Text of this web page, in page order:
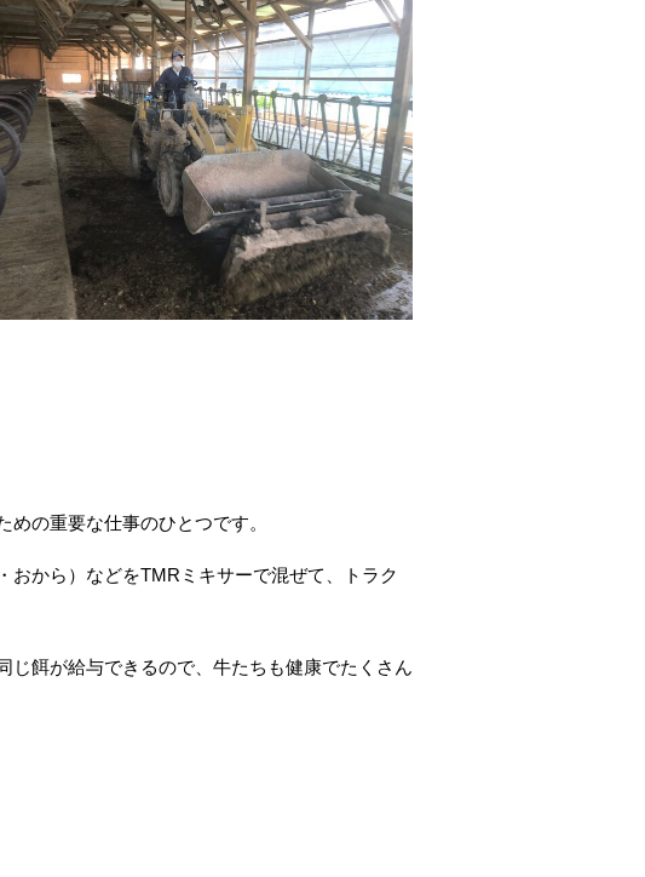
の重要な仕事のひとつです。
おから）などをTMRミキサーで混ぜて、トラク
じ餌が給与できるので、牛たちも健康でたくさん